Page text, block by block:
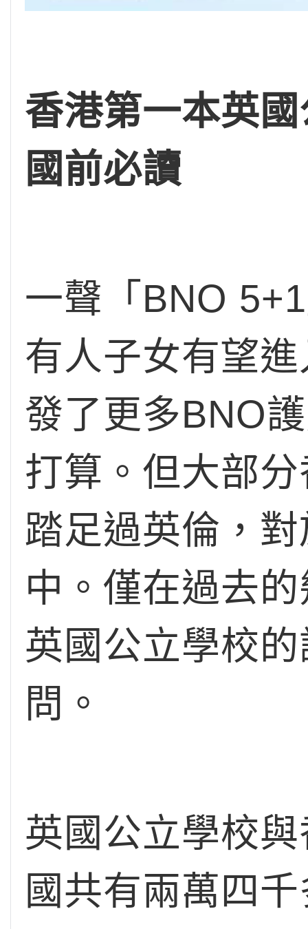
香港第一本英
國前必讀
一聲「BNO
有人子女有望
發了更多BNO
打算。但大部
踏足過英倫，
中。僅在過去
英國公立學校
問。
英國公立學校
國共有兩萬四